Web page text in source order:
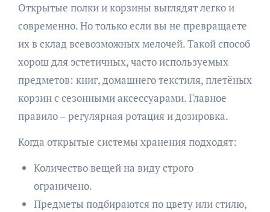
Открытые полки и корзины выглядят легко и
современно. Но только если вы не превращаете
их в склад всевозможных мелочей. Такой способ
хорош для эстетичных, часто используемых
предметов: книг, домашнего текстиля, плетёных
корзин с сезонными аксессуарами. Главное
правило – регулярная ротация и дозировка.
Когда открытые системы хранения подходят:
Количество вещей на виду строго
ограничено.
Предметы подбираются по цвету или стилю,